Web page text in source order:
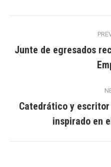
navigation
Junte de egresados
Catedrático y
inspirado en